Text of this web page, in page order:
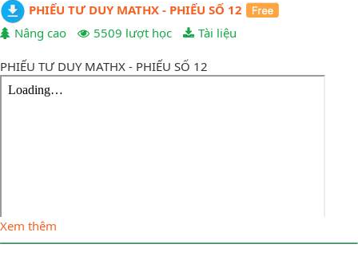
PHIẾU TƯ DUY MATHX - PHIẾU SỐ 12
Nâng cao
5509 lượt học Tài liệu
PHIẾU TƯ DUY MATHX - PHIẾU SỐ 12
Xem thêm